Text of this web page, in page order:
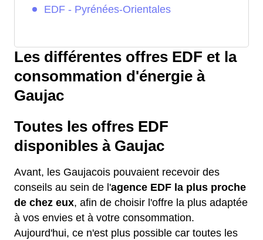
EDF - Pyrénées-Orientales
Les différentes offres EDF et la
consommation d'énergie à
Gaujac
Toutes les offres EDF
disponibles à Gaujac
Avant, les Gaujacois pouvaient recevoir des
conseils au sein de l'agence EDF la plus proche
de chez eux, afin de choisir l'offre la plus adaptée
à vos envies et à votre consommation.
Aujourd'hui, ce n'est plus possible car toutes les